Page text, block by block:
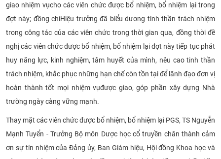
giao nhiệm vụcho các viên chức được bổ nhiệm, bổ nhiệm lại trong
đợt này; đồng chíHiệu trưởng đã biểu dương tinh thần trách nhiệm
trong công tác của cácviên chức trong thời gian qua, đồng thời đề
nghị các viên chức được bổ nhiệm, bổ nhiệm lại đợt này tiếp tục phát
huy năng lực, kinh nghiệm, tâm huyết của mình, nêu cao tinh thần
trách nhiệm, khắc phục những hạn chế còn tồn tại để lãnh đạo đơn vị
hoàn thành tốt mọi nhiệm vụđược giao, góp phần xây dựng Nhà
trường ngày càng vững mạnh.
Thay mặt các viên chức được bổ nhiệm, bổ nhiệm lại PGS, TS Nguyễn
Mạnh Tuyển - Trưởng Bộ môn Dược học cổ truyền chân thành cảm
ơn sự tín nhiệm của Đảng ủy, Ban Giám hiệu, Hội đồng Khoa học và